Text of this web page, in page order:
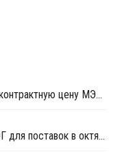
MEGlobal номинировала августовскую контрактную цену МЭГ для Азии
Equate объявила контрактную цену МЭГ для поставок в октябре